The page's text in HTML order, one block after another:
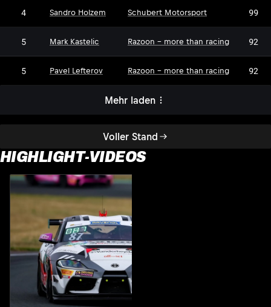
Voller Stand
4 Sandro Holzem Schubert Motorsport 99
5 Mark Kastelic Razoon - more than racing 92
5 Pavel Lefterov Razoon - more than racing 92
Mehr laden
HIGHLIGHT-VIDEOS